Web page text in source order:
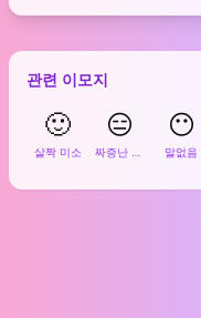
관련 이모지
🙂
살짝 미소
😑
짜증난 무표정
😶
말없음